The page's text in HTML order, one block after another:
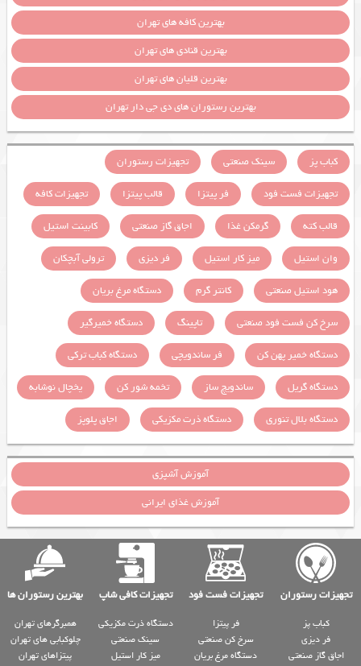
بهترین کافه های تهران
بهترین قنادی های تهران
بهترین قلیان های تهران
بهترین رستوران های دی جی دار تهران
کباب پز سینک صنعتی
تجهیزات رستوران
تجهیزات فست فود
فر پیتزا قالب پیتزا
تجهیزات کافه
قالب کته
گرمکن غذا اجاق گاز صنعتی
کابینت استیل
وان استیل
میز کار استیل فر دیزی
ترولی آبچکان
هود استیل صنعتی
کانتر گرم
دستگاه مرغ بریان
سرخ کن فست فود صنعتی
تاپینگ
دستگاه خمیرگیر
دستگاه خمیر پهن کن
فر ساندویچی
دستگاه کباب ترکی
دستگاه گریل
ساندویچ ساز تخمه شور کن
یخچال نوشابه
دستگاه بلال تنوری
دستگاه ذرت مکزیکی اجاق پلوپز
آموزش آشپزی
آموزش غذای ایرانی
تجهیزات رستوران تجهیزات فست فود تجهیزات کافی شاپ بهترین رستوران ها
کباب پز
فر دیزی
اجاق گاز صنعتی
فر پیتزا
سرخ کن صنعتی
دستگاه مرغ بریان
دستگاه ذرت مکزیکی
سینک صنعتی
میز کار استیل
همبرگرهای تهران
چلوکبابی های تهران
پیتزاهای تهران